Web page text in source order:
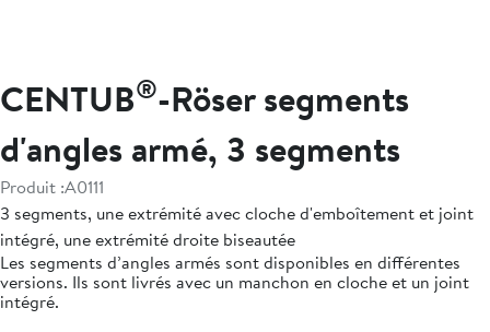
CENTUB®-Röser segments
d'angles armé, 3 segments
Produit :A0111
3 segments, une extrémité avec cloche d'emboîtement et joint
intégré, une extrémité droite biseautée
Les segments d’angles armés sont disponibles en différentes
versions. Ils sont livrés avec un manchon en cloche et un joint
intégré.